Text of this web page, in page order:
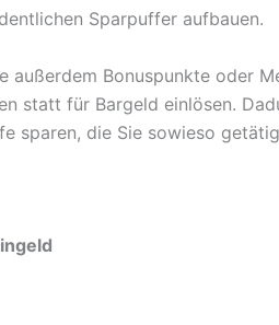
Sparpuffer aufbauen.
außerdem Bonuspunkte oder
statt für Bargeld einlösen.
sparen, die Sie sowieso